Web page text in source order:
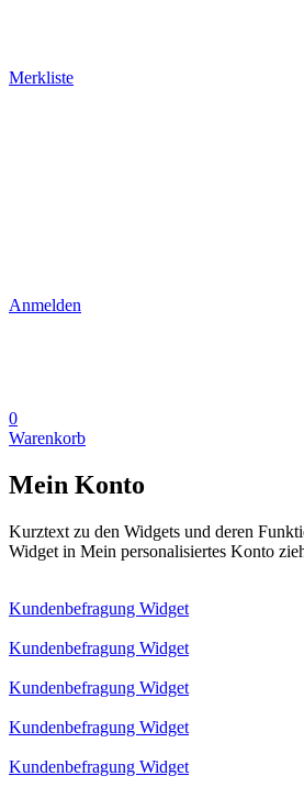
Merkliste
Anmelden
0
Warenkorb
Mein Konto
Kurztext zu den Widgets und deren
Widget in Mein personalisiertes Konto
Kundenbefragung Widget
Kundenbefragung Widget
Kundenbefragung Widget
Kundenbefragung Widget
Kundenbefragung Widget